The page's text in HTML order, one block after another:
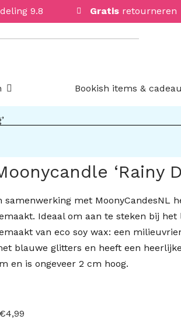
9.8 Gratis retourneren
Open Losse boekenboxen
Bookish items &
‘Rainy
samenwerking met MoonyCandesNL
Ideaal om aan te steken bij
van eco soy wax: een
blauwe glitters en heeft een
en is ongeveer 2 cm hoog.
€4,99